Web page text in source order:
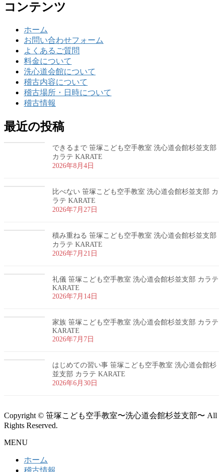
コンテンツ
ホーム
お問い合わせフォーム
よくあるご質問
料金について
洗心道会館について
稽古内容について
稽古場所・日時について
稽古情報
最近の投稿
できるまで 笹塚こども空手教室 洗心道会館杉並支部
カラテ KARATE
2026年8月4日
比べない 笹塚こども空手教室 洗心道会館杉並支部 カ
ラテ KARATE
2026年7月27日
積み重ねる 笹塚こども空手教室 洗心道会館杉並支部
カラテ KARATE
2026年7月21日
礼儀 笹塚こども空手教室 洗心道会館杉並支部 カラテ
KARATE
2026年7月14日
家族 笹塚こども空手教室 洗心道会館杉並支部 カラテ
KARATE
2026年7月7日
はじめての習い事 笹塚こども空手教室 洗心道会館杉
並支部 カラテ KARATE
2026年6月30日
Copyright © 笹塚こども空手教室〜洗心道会館杉並支部〜 All
Rights Reserved.
MENU
ホーム
稽古情報